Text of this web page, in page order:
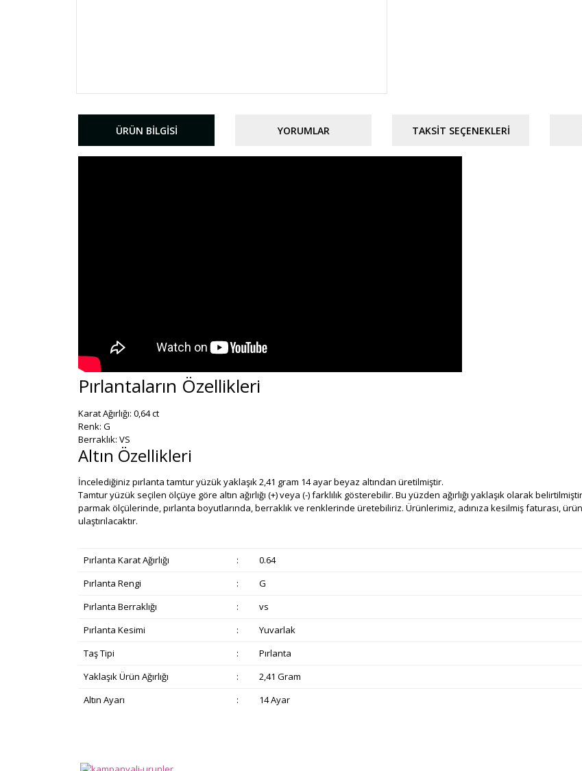
ÜRÜN BILGISI YORUMLAR TAKSIT SEÇENEKLERI
Pırlantaların Özellikleri
Karat Ağırlığı: 0,64 ct
Renk: G
Berraklık: VS
Altın Özellikleri
İncelediğiniz pırlanta tamtur yüzük yaklaşık 2,41 gram 14 ayar beyaz altından üretilmiştir.
Tamtur yüzük seçilen ölçüye göre altın ağırlığı (+) veya (-) farklılık gösterebilir. Bu yüzden ağırlığı yaklaşık olarak
parmak ölçülerinde, pırlanta boyutlarında, berraklık ve renklerinde üretebiliriz. Ürünlerimiz, adınıza kesilmiş faturası,
ulaştırılacaktır.
Pırlanta Karat Ağırlığı :
0.64
Pırlanta Rengi
:
G
Pırlanta Berraklığı
:
vs
Pırlanta Kesimi
:
Yuvarlak
Taş Tipi
:
Pırlanta
Yaklaşık Ürün Ağırlığı
:
2,41 Gram
Altın Ayarı
: 14 Ayar